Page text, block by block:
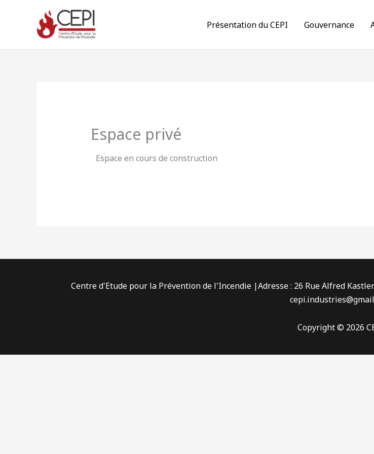
Présentation du CEPI Gouvernance
Espace privé
Espace en cours de construction
Centre d'Etude pour la Prévention de l'Incendie |Adresse : 26 Rue Alfred
Copyright © 2026